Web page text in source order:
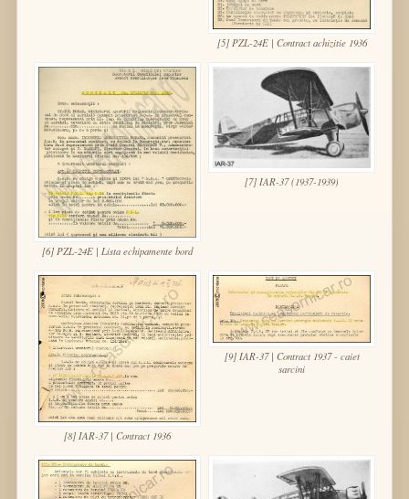
[5] PZL-24E | Contract achizitie 1936
[6] PZL-24E | Lista echipamente bord
[7] IAR-37 (1937-1939)
[8] IAR-37 | Contract 1936
[9] IAR-37 | Contract 1937 - caiet
sarcini